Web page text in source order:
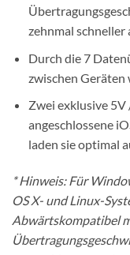
zehnmal schneller
Durch die 7
zwischen Geräten
Zwei exklusive 5V
angeschlossene
laden sie optimal
* Hinweis: Für
OS X- und Linux-
Abwärtskompatibel